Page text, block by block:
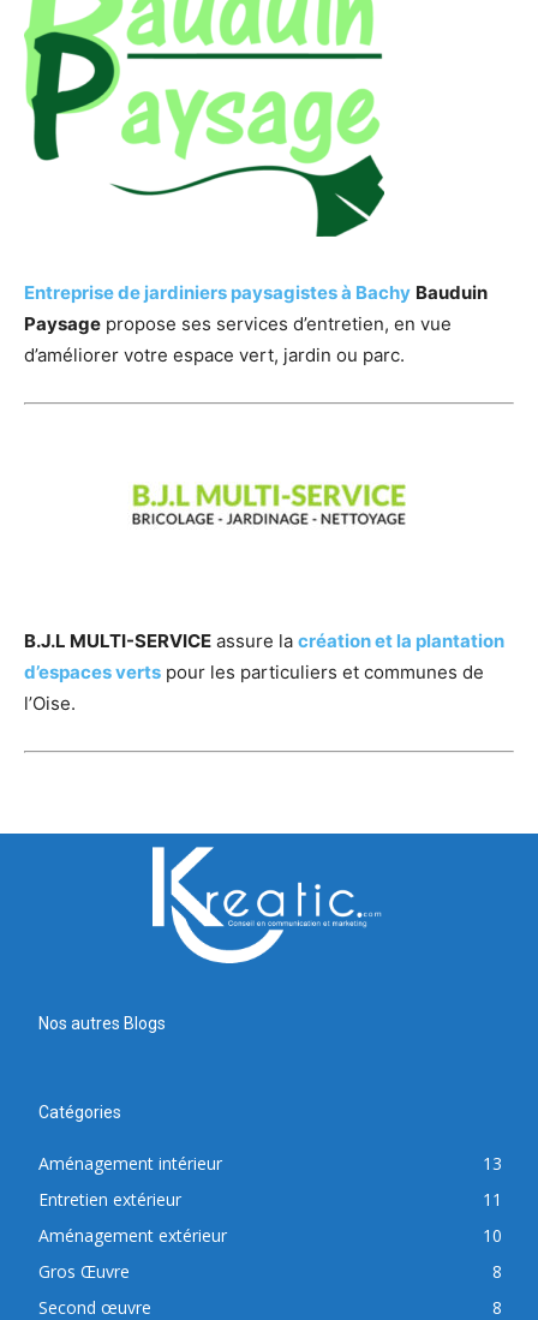
Entreprise de jardiniers paysagistes à Bachy Bauduin
Paysage propose ses services d’entretien, en vue
d’améliorer votre espace vert, jardin ou parc.
B.J.L MULTI-SERVICE assure la création et la plantation
d’espaces verts pour les particuliers et communes de
l’Oise.
Nos autres Blogs
Catégories
Aménagement intérieur
13
Entretien extérieur
11
Aménagement extérieur
10
Gros Œuvre
8
Second œuvre
8